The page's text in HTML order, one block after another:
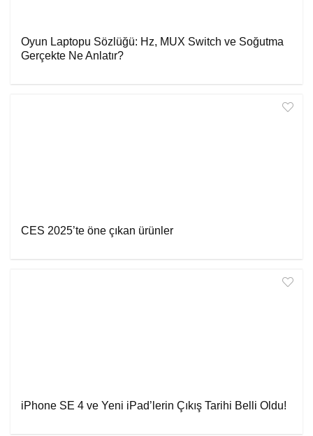
Oyun Laptopu Sözlüğü: Hz, MUX Switch ve Soğutma
Gerçekte Ne Anlatır?
CES 2025’te öne çıkan ürünler
iPhone SE 4 ve Yeni iPad’lerin Çıkış Tarihi Belli Oldu!